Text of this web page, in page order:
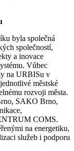
byla společná
společností,
a inovace
Vůbec
na URBISu v
městské
rozvoji města.
SAKO Brno,
COMS.
na energetiku,
služeb i podporu